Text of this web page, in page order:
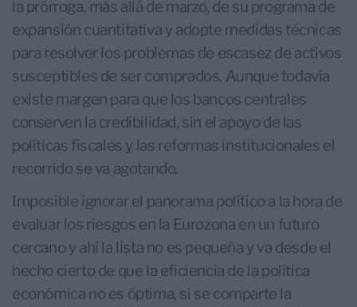
la prórroga, más allá de marzo, de su programa de
expansión cuantitativa y adopte medidas técnicas
para resolver los problemas de escasez de activos
susceptibles de ser comprados. Aunque todavía
existe margen para que los bancos centrales
conserven la credibilidad, sin el apoyo de las
políticas fiscales y las reformas institucionales el
recorrido se va agotando.
Imposible ignorar el panorama político a la hora de
evaluar los riesgos en la Eurozona en un futuro
cercano y ahí la lista no es pequeña y va desde el
hecho cierto de que la eficiencia de la política
económica no es óptima, si se comparte la